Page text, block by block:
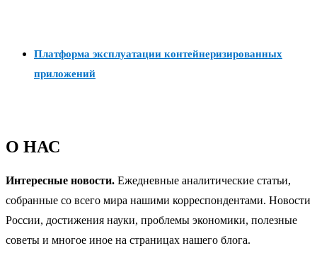
Платформа эксплуатации контейнеризированных
приложений
О НАС
Интересные новости. Ежедневные аналитические статьи,
собранные со всего мира нашими корреспондентами. Новости
России, достижения науки, проблемы экономики, полезные
советы и многое иное на страницах нашего блога.